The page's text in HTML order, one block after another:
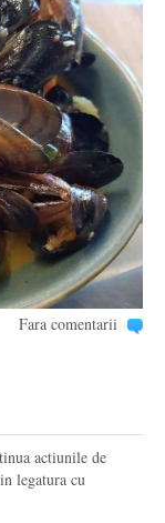
Fara comentarii
actiunile de
legatura cu